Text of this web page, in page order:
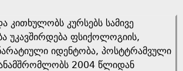
კურსებს სამივე
უკავშირდება ფსიქოლოგიის,
იდენტობა, პოსტტრამვული
2004 წლიდან